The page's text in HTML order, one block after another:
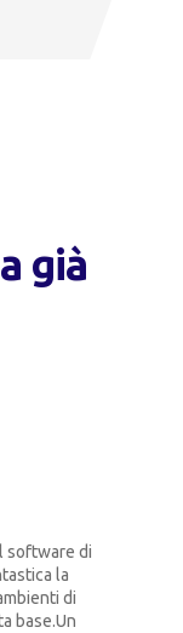
già
software di
la
di
base.Un